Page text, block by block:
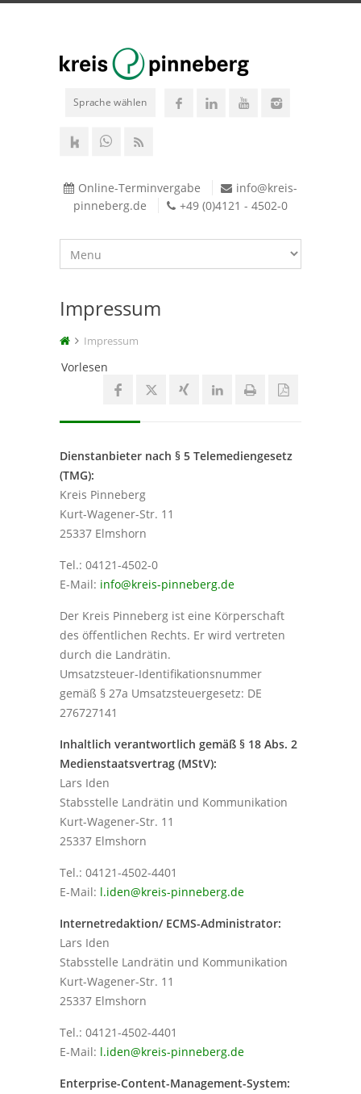
Sprache wählen
Online-Terminvergabe
info@kreis-
pinneberg.de
+49 (0)4121 - 4502-0
Impressum
Impressum
Vorlesen
Dienstanbieter nach § 5 Telemediengesetz
(TMG):
Kreis Pinneberg
Kurt-Wagener-Str. 11
25337 Elmshorn
Tel.: 04121-4502-0
E-Mail: info@kreis-pinneberg.de
Der Kreis Pinneberg ist eine Körperschaft
des öffentlichen Rechts. Er wird vertreten
durch die Landrätin.
Umsatzsteuer-Identifikationsnummer
gemäß § 27a Umsatzsteuergesetz: DE
276727141
Inhaltlich verantwortlich gemäß § 18 Abs. 2
Medienstaatsvertrag (MStV):
Lars Iden
Stabsstelle Landrätin und Kommunikation
Kurt-Wagener-Str. 11
25337 Elmshorn
Tel.: 04121-4502-4401
E-Mail: l.iden@kreis-pinneberg.de
Internetredaktion/ ECMS-Administrator:
Lars Iden
Stabsstelle Landrätin und Kommunikation
Kurt-Wagener-Str. 11
25337 Elmshorn
Tel.: 04121-4502-4401
E-Mail: l.iden@kreis-pinneberg.de
Enterprise-Content-Management-System: